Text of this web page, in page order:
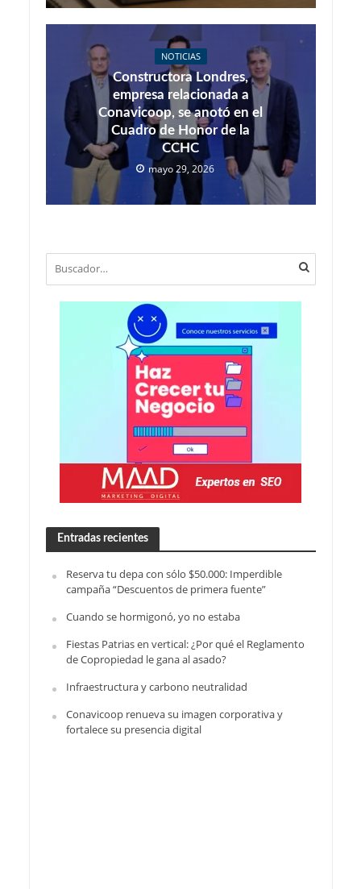
NOTICIAS
Constructora Londres,
empresa relacionada a
Conavicoop, se anotó en el
Cuadro de Honor de la
CCHC
mayo 29, 2026
Entradas recientes
Reserva tu depa con sólo $50.000: Imperdible
campaña “Descuentos de primera fuente”
Cuando se hormigonó, yo no estaba
Fiestas Patrias en vertical: ¿Por qué el Reglamento
de Copropiedad le gana al asado?
Infraestructura y carbono neutralidad
Conavicoop renueva su imagen corporativa y
fortalece su presencia digital